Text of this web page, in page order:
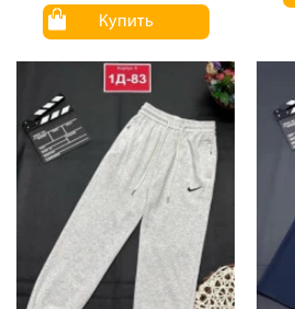
Купить